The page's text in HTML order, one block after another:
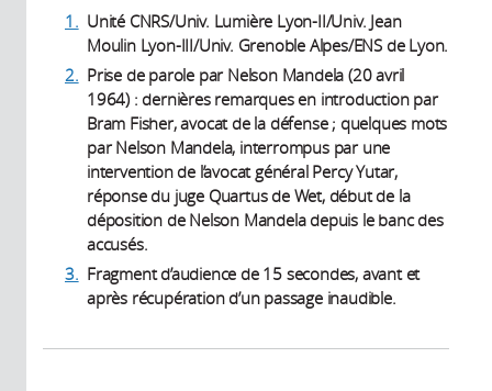
1. Unité CNRS/Univ. Lumière Lyon-II/Univ. Jean
Moulin Lyon-III/Univ. Grenoble Alpes/ENS de Lyon.
2. Prise de parole par Nelson Mandela (20 avril
1964) : dernières remarques en introduction par
Bram Fisher, avocat de la défense ; quelques mots
par Nelson Mandela, interrompus par une
intervention de l’avocat général Percy Yutar,
réponse du juge Quartus de Wet, début de la
déposition de Nelson Mandela depuis le banc des
accusés.
3. Fragment d’audience de 15 secondes, avant et
après récupération d’un passage inaudible.